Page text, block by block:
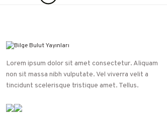
Lorem ipsum dolor sit amet consectetur. Aliquam
non sit massa nibh vulputate. Vel viverra velit a
tincidunt scelerisque tristique amet. Tellus.